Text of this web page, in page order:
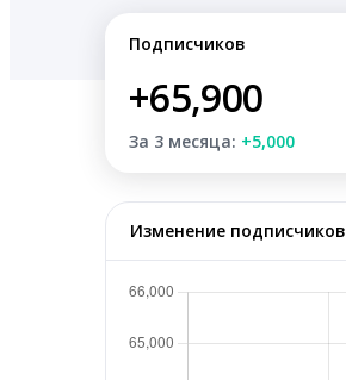
Подписчиков
+65,900
За 3 месяца: +5,000
Изменение подписчиков